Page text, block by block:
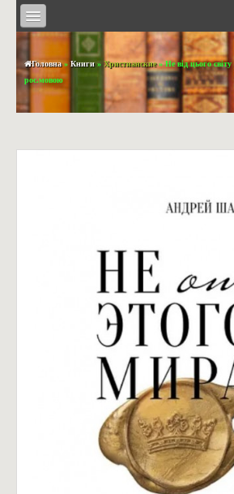
Головна» Книги» Христианские» Не від цього
рос.мовою